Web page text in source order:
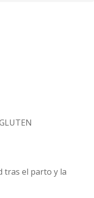
de juguetes
tras el parto y la